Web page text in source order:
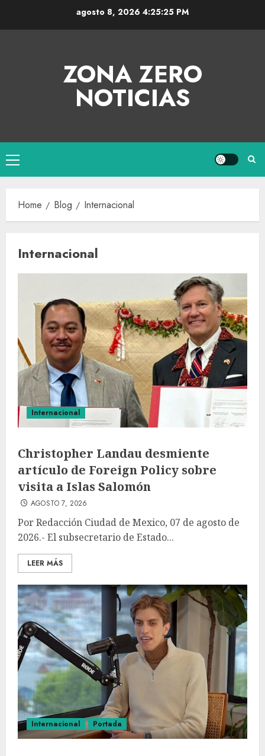
agosto 8, 2026 4:25:26 PM
ZONA ZERO
NOTICIAS
Home Blog Internacional
Internacional
Internacional
Christopher Landau desmiente
artículo de Foreign Policy sobre
visita a Islas Salomón
AGOSTO 7, 2026
Por Redacción Ciudad de Mexico, 07 de agosto de
2026.- El subsecretario de Estado...
LEER MÁS
Internacional Portada